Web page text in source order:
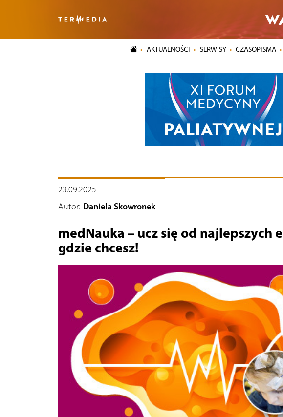
AKTUALNOŚCI SERWISY CZASOPISMA
23.09.2025
Autor: Daniela Skowronek
medNauka – ucz się od najlepszych
gdzie chcesz!